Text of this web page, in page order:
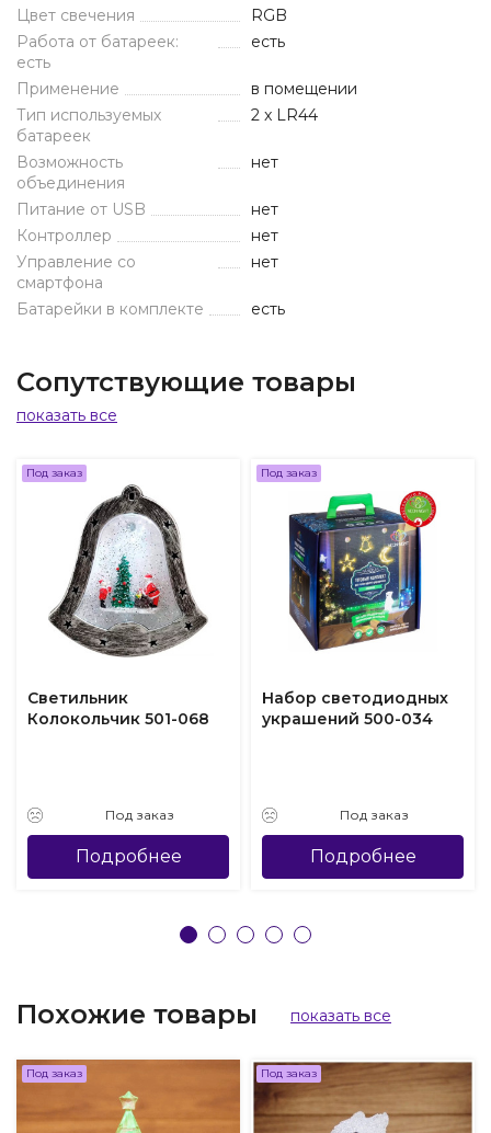
Цвет свечения
RGB
Работа от батареек:
есть
есть
Применение
в помещении
Тип используемых
батареек
2 x LR44
Возможность
объединения
нет
Питание от USB
нет
Контроллер
нет
Управление со
смартфона
нет
Батарейки в комплекте есть
Сопутствующие товары
показать все
Под заказ
Светильник
Колокольчик 501-068
Под заказ
Подробнее
Под заказ
Набор светодиодных
украшений 500-034
Под заказ
Подробнее
Похожие товары показать все
Под заказ Под заказ